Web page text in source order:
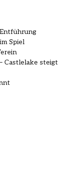
Spiel
Castlelake steigt